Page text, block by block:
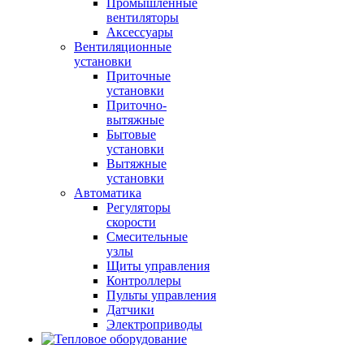
Промышленные
вентиляторы
Аксессуары
Вентиляционные
установки
Приточные
установки
Приточно-
вытяжные
Бытовые
установки
Вытяжные
установки
Автоматика
Регуляторы
скорости
Смесительные
узлы
Щиты управления
Контроллеры
Пульты управления
Датчики
Электроприводы